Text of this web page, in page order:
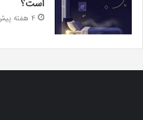
است؟
4 هفته پیش